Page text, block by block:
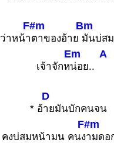
ว่าหน้า
F#m
ตาของอ้าย
Bm
มันบ่ส
เจ้าจักห
Em
น่อย..
A
* อ้
D
ายมันบักคนจน
คงบ่สมหน้ามน คนง
F#m
ามดอ